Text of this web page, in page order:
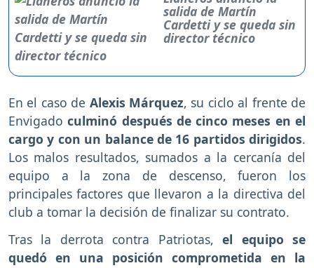
salida de Martín
Cardetti y se queda sin
director técnico
En el caso de Alexis Márquez, su ciclo al frente de
Envigadoculminó después de cinco meses en el
cargo y con un balance de 16 partidos dirigidos.
Los malos resultados, sumados a la cercanía del
equipo a la zona de descenso, fueron los
principales factores que llevaron a la directiva del
club a tomar la decisión de finalizar su contrato.
Tras la derrota contra Patriotas,el equipo se
quedó en una posición comprometida en la